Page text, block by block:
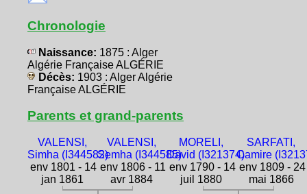
Chronologie
Naissance: 1875 : Alger
Algérie Française ALGÉRIE
Décès: 1903 : Alger Algérie
Française ALGÉRIE
Parents et grand-parents
VALENSI,
Simha (I344582)
env 1801 - 14
jan 1861
VALENSI,
Semha (I344585)
env 1806 - 11
avr 1884
MORELI,
David (I321374)
env 1790 - 14
juil 1880
SARFATI,
Camire
env 1809 - 24
mai 1866